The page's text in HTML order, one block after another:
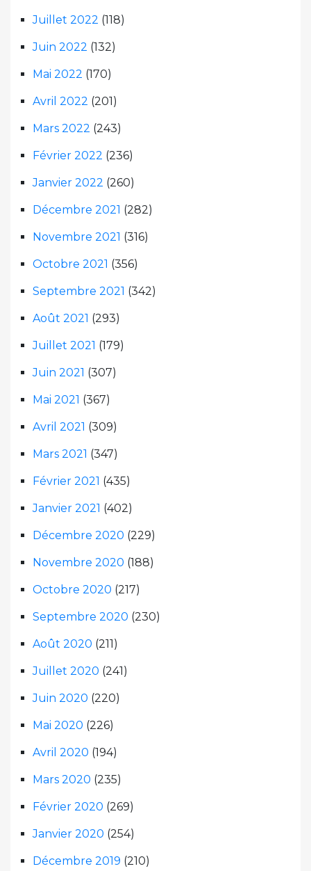
Juillet 2022 (118)
Juin 2022 (132)
Mai 2022 (170)
Avril 2022 (201)
Mars 2022 (243)
Février 2022 (236)
Janvier 2022 (260)
Décembre 2021 (282)
Novembre 2021 (316)
Octobre 2021 (356)
Septembre 2021 (342)
Août 2021 (293)
Juillet 2021 (179)
Juin 2021 (307)
Mai 2021 (367)
Avril 2021 (309)
Mars 2021 (347)
Février 2021 (435)
Janvier 2021 (402)
Décembre 2020 (229)
Novembre 2020 (188)
Octobre 2020 (217)
Septembre 2020 (230)
Août 2020 (211)
Juillet 2020 (241)
Juin 2020 (220)
Mai 2020 (226)
Avril 2020 (194)
Mars 2020 (235)
Février 2020 (269)
Janvier 2020 (254)
Décembre 2019 (210)